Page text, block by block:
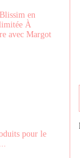
en
À
avec Margot
pour le